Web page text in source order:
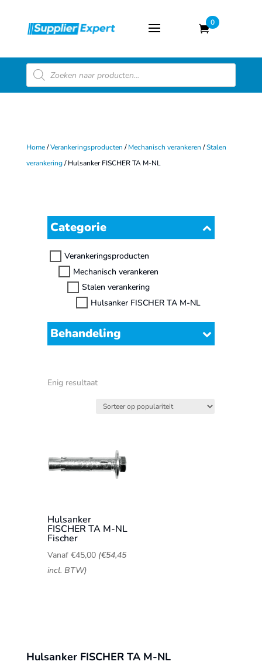
0
Producten
zoeken
Home/Verankeringsproducten /Mechanisch verankeren /Stalen
verankering/ Hulsanker FISCHER TA M-NL
Categorie
Verankeringsproducten
Mechanisch verankeren
Stalen verankering
Hulsanker FISCHER TA M-NL
Behandeling
Enig resultaat
Hulsanker
FISCHER TA M-NL
Fischer
Vanaf €45,00 (€54,45
incl. BTW)
Hulsanker FISCHER TA M-NL